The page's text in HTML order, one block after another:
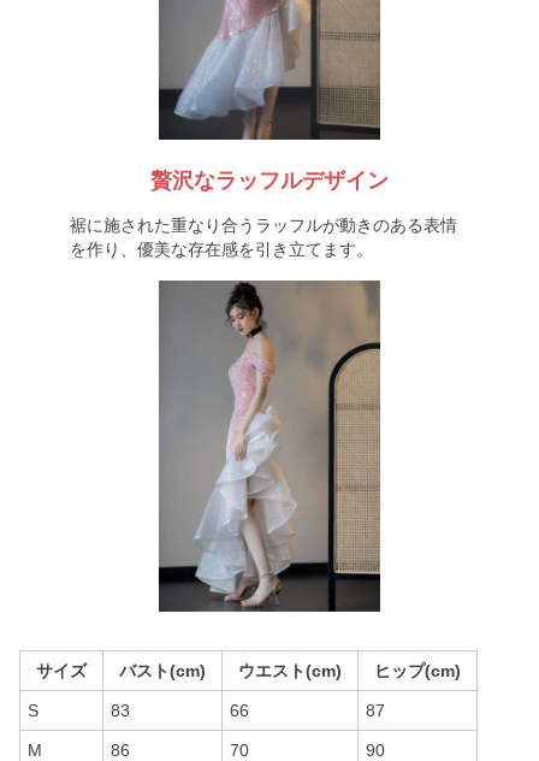
贅沢なラッフルデザイン
裾に施された重なり合うラッフルが動きのある表情
を作り、優美な存在感を引き立てます。
サイズ バスト(cm) ウエスト(cm) ヒップ(cm)
S 83 66 87
M 86 70 90